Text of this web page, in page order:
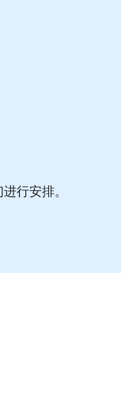
行安排。